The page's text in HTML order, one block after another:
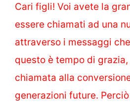
Cari figli! Voi avete la
essere chiamati ad una
attraverso i messaggi
questo è tempo di
chiamata alla
generazioni future.